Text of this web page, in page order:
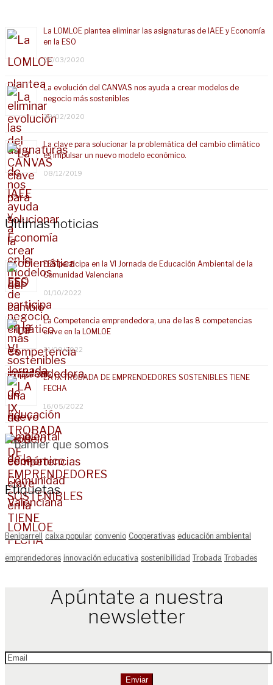
La LOMLOE plantea eliminar las asignaturas de IAEE y Economía
en la ESO
25/03/2020
La evolución del CANVAS nos ayuda a crear modelos de
negocio más sostenibles
28/02/2020
La clave para solucionar la problemática del cambio climático
es impulsar un nuevo modelo económico.
08/12/2019
Últimas noticias
EES participa en la VI Jornada de Educación Ambiental de la
Comunidad Valenciana
01/10/2022
La Competencia emprendedora, una de las 8 competencias
clave en la LOMLOE
21/09/2022
LA IX TROBADA DE EMPRENDEDORES SOSTENIBLES TIENE
FECHA
16/05/2022
Etiquetas
Beniparrell caixa popular convenio Cooperativas educación ambiental
emprendedores innovación educativa sostenibilidad Trobada Trobades
Apúntate a nuestra
newsletter